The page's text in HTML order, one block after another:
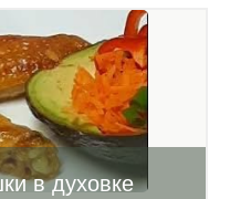
в духовке